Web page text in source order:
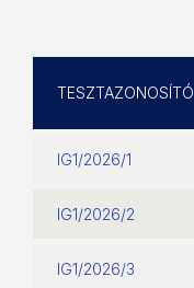
TESZTAZONOSÍTÓ
IG1/2026/1
IG1/2026/2
IG1/2026/3